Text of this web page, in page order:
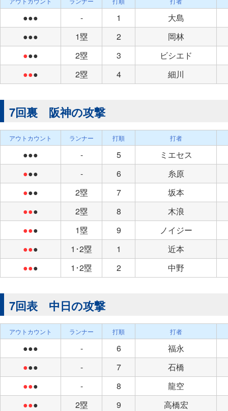
●●● - 1
大島
●●●
1塁 2
岡林
●●● 2塁 3
ビシエド
●●● 2塁 4 細川
7回裏 阪神の攻撃
アウトカウント ランナー 打順 打者
●●● - 5
ミエセス
●●● - 6
糸原
●●● 2塁 7
坂本
●●● 2塁 8
木浪
●●● 1塁 9
ノイジー
●●● 1･2塁 1
近本
●●● 1･2塁 2 中野
7回表 中日の攻撃
アウトカウント ランナー 打順 打者
●●● - 6
福永
●●● - 7
石橋
●●● - 8
龍空
●●● 2塁 9 高橋宏